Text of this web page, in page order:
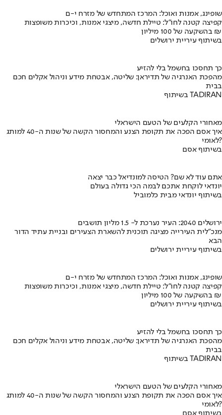
שופינג, אמנות ואוכל: המרכז המתחדש של מזרח י-ם
קפיצה קטנה לחו"ל: טיילת חדשה, מיצגי אמנות, וכיכרות משופצות
בהשקעה של 100 מיליון ₪
בשיתוף עיריית ירושלים
כך תחסכו בחשמל בלי להזיע
מהפכת האנרגיה של תדיראן: שליטה, אבטחת מידע וניהול אקלים חכם
בבית
בשיתוף TADIRAN
מאחורי הקלעים של הטעם הישראלי
איך אסם הפכה את תקופת הצנע והמחסור הקשה של שנות ה-40 למותג
לאומי?
בשיתוף אסם
אתם עוד לא שם? הטיסה למונדיאל כבר יצאה
יונדאי לוקחת אתכם לבמה הכי גדולה בעולם
בשיתוף יונדאי מבית כלמוביל
ירושלים 2040: העיר נערכת ל- 1.5 מליון תושבים
מנכ"לית העירייה מציגה תוכנית להשארת הצעירים ובניית עתיד הדור
הבא
בשיתוף עיריית ירושלים
שופינג, אמנות ואוכל: המרכז המתחדש של מזרח י-ם
קפיצה קטנה לחו"ל: טיילת חדשה, מיצגי אמנות, וכיכרות משופצות
בהשקעה של 100 מיליון ₪
בשיתוף עיריית ירושלים
כך תחסכו בחשמל בלי להזיע
מהפכת האנרגיה של תדיראן: שליטה, אבטחת מידע וניהול אקלים חכם
בבית
בשיתוף TADIRAN
מאחורי הקלעים של הטעם הישראלי
איך אסם הפכה את תקופת הצנע והמחסור הקשה של שנות ה-40 למותג
לאומי?